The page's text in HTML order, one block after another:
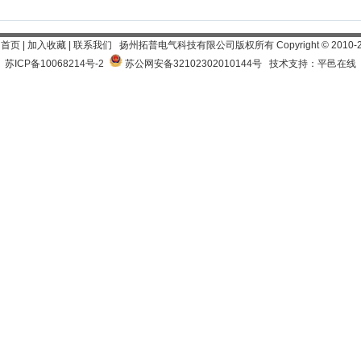
页 加入收藏 联系我们 扬州拓普电气科技有限公司 版权所有 Copyright© 2010-
苏ICP备10068214号-2
苏公网安备32102302010144号 技术支持：平邑在线